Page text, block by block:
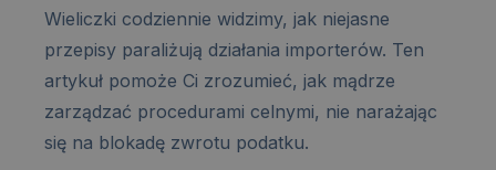
Wieliczki codziennie widzimy, jak niejasne
przepisy paraliżują działania importerów. Ten
artykuł pomoże Ci zrozumieć, jak mądrze
zarządzać procedurami celnymi, nie narażając
się na blokadę zwrotu podatku.